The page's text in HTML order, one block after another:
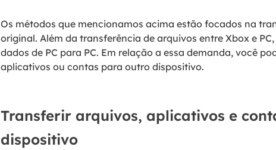
Os métodos que mencionamos acima estão focados na
original. Além da transferência de arquivos entre Xbox e
dados de PC para PC. Em relação a essa demanda, você
aplicativos ou contas para outro dispositivo.
Transferir arquivos, aplicativos e
dispositivo